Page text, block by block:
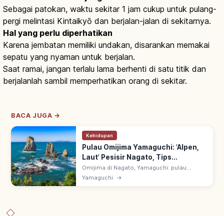
Sebagai patokan, waktu sekitar 1 jam cukup untuk pulang-
pergi melintasi Kintaikyō dan berjalan-jalan di sekitarnya.
Hal yang perlu diperhatikan
Karena jembatan memiliki undakan, disarankan memakai
sepatu yang nyaman untuk berjalan.
Saat ramai, jangan terlalu lama berhenti di satu titik dan
berjalanlah sambil memperhatikan orang di sekitar.
BACA JUGA →
Kehidupan
Pulau Omijima Yamaguchi: 'Alpen,
Laut' Pesisir Nagato, Tips
Berkunjung
Omijima di Nagato, Yamaguchi: pulau
dijuluki 'Alpen di Laut' karena tebing curam,
gua & batuan unik ombak Laut Jepang. Kapal
Yamaguchi →